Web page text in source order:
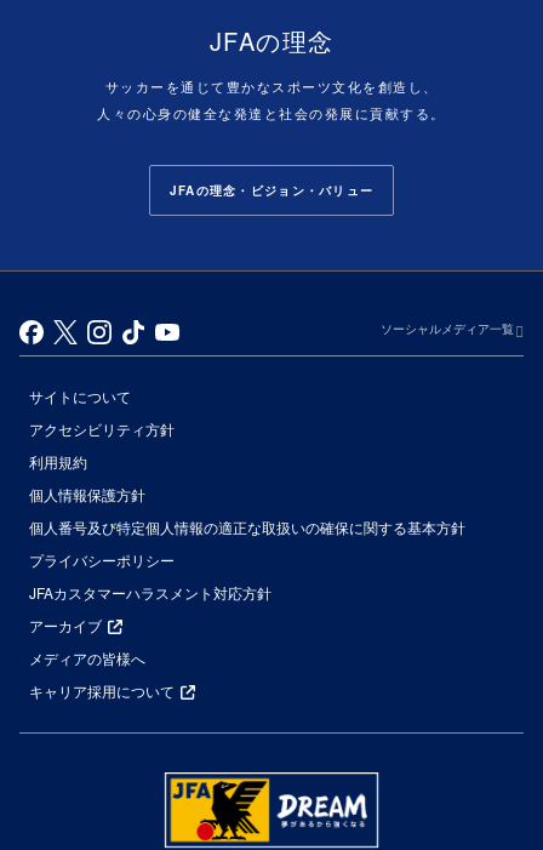
JFAの理念
サッカーを通じて豊かなスポーツ文化を創造し、
人々の心身の健全な発達と社会の発展に貢献する。
JFAの理念・ビジョン・バリュー
ソーシャルメディア一覧
サイトについて
アクセシビリティ方針
利用規約
個人情報保護方針
個人番号及び特定個人情報の適正な取扱いの確保に関する基本方針
プライバシーポリシー
JFAカスタマーハラスメント対応方針
アーカイブ
メディアの皆様へ
キャリア採用について